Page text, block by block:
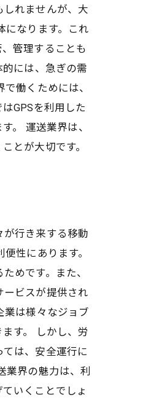
れませんが、大
になります。これ
管理することも
には、急ぎの需
働くためには、
GPSを利用した
。 運送業界は、
とが大切です。
行き来する移動
性にあります。
めです。また、
ビスが提供され
業は様々なジョブ
す。 しかし、労
は、安全運行に
業界の魅力は、利
いくことでしょ